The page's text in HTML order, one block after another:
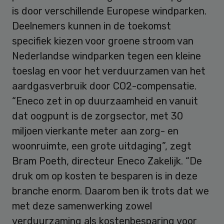
is door verschillende Europese windparken.
Deelnemers kunnen in de toekomst
specifiek kiezen voor groene stroom van
Nederlandse windparken tegen een kleine
toeslag en voor het verduurzamen van het
aardgasverbruik door CO2-compensatie.
“Eneco zet in op duurzaamheid en vanuit
dat oogpunt is de zorgsector, met 30
miljoen vierkante meter aan zorg- en
woonruimte, een grote uitdaging”, zegt
Bram Poeth, directeur Eneco Zakelijk. “De
druk om op kosten te besparen is in deze
branche enorm. Daarom ben ik trots dat we
met deze samenwerking zowel
verduurzaming als kostenbesparing voor